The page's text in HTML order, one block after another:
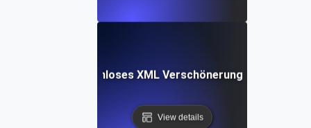
Kostenloses XML Verschönerungs-Tool
View details